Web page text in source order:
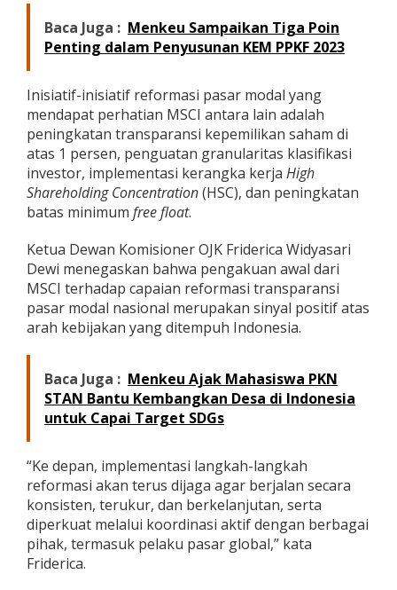
a
m
e
s
m
e
n
M
S
C
Baca Juga : Menkeu Sampaikan Tiga Poin
Penting dalam Penyusunan KEM PPKF 2023
Inisiatif-inisiatif reformasi pasar modal yang
mendapat perhatian MSCI antara lain adalah
peningkatan transparansi kepemilikan saham di
atas 1 persen, penguatan granularitas klasifikasi
investor, implementasi kerangka kerja High
Shareholding Concentration(HSC), dan peningkatan
batas minimum free float.
Ketua Dewan Komisioner OJK Friderica Widyasari
Dewi menegaskan bahwa pengakuan awal dari
MSCI terhadap capaian reformasi transparansi
pasar modal nasional merupakan sinyal positif atas
arah kebijakan yang ditempuh Indonesia.
Baca Juga : Menkeu Ajak Mahasiswa PKN
STAN Bantu Kembangkan Desa di Indonesia
untuk Capai Target SDGs
“Ke depan, implementasi langkah-langkah
reformasi akan terus dijaga agar berjalan secara
konsisten, terukur, dan berkelanjutan, serta
diperkuat melalui koordinasi aktif dengan berbagai
pihak, termasuk pelaku pasar global,” kata
Friderica.